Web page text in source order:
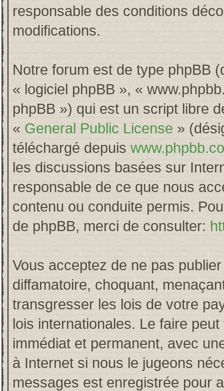
responsable des conditions
modifications.
Notre forum est de type phpBB
« logiciel phpBB », «
phpBB ») qui est un script libre
« General Public License »
téléchargé depuis
les discussions basées sur
responsable de ce que nous
contenu ou conduite permis.
de phpBB, merci de consulter:
Vous acceptez de ne pas
diffamatoire, choquant,
transgresser les lois de votre
lois internationales. Le faire
immédiat et permanent, avec
à Internet si nous le jugeons
messages est enregistrée pour